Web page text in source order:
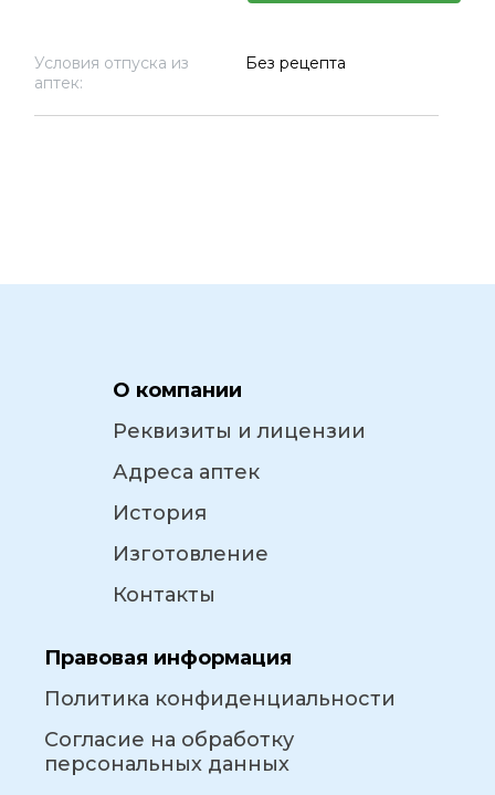
Условия отпуска из
аптек:
Без рецепта
О компании
Реквизиты и лицензии
Адреса аптек
История
Изготовление
Контакты
Правовая информация
Политика конфиденциальности
Согласие на обработку
персональных данных